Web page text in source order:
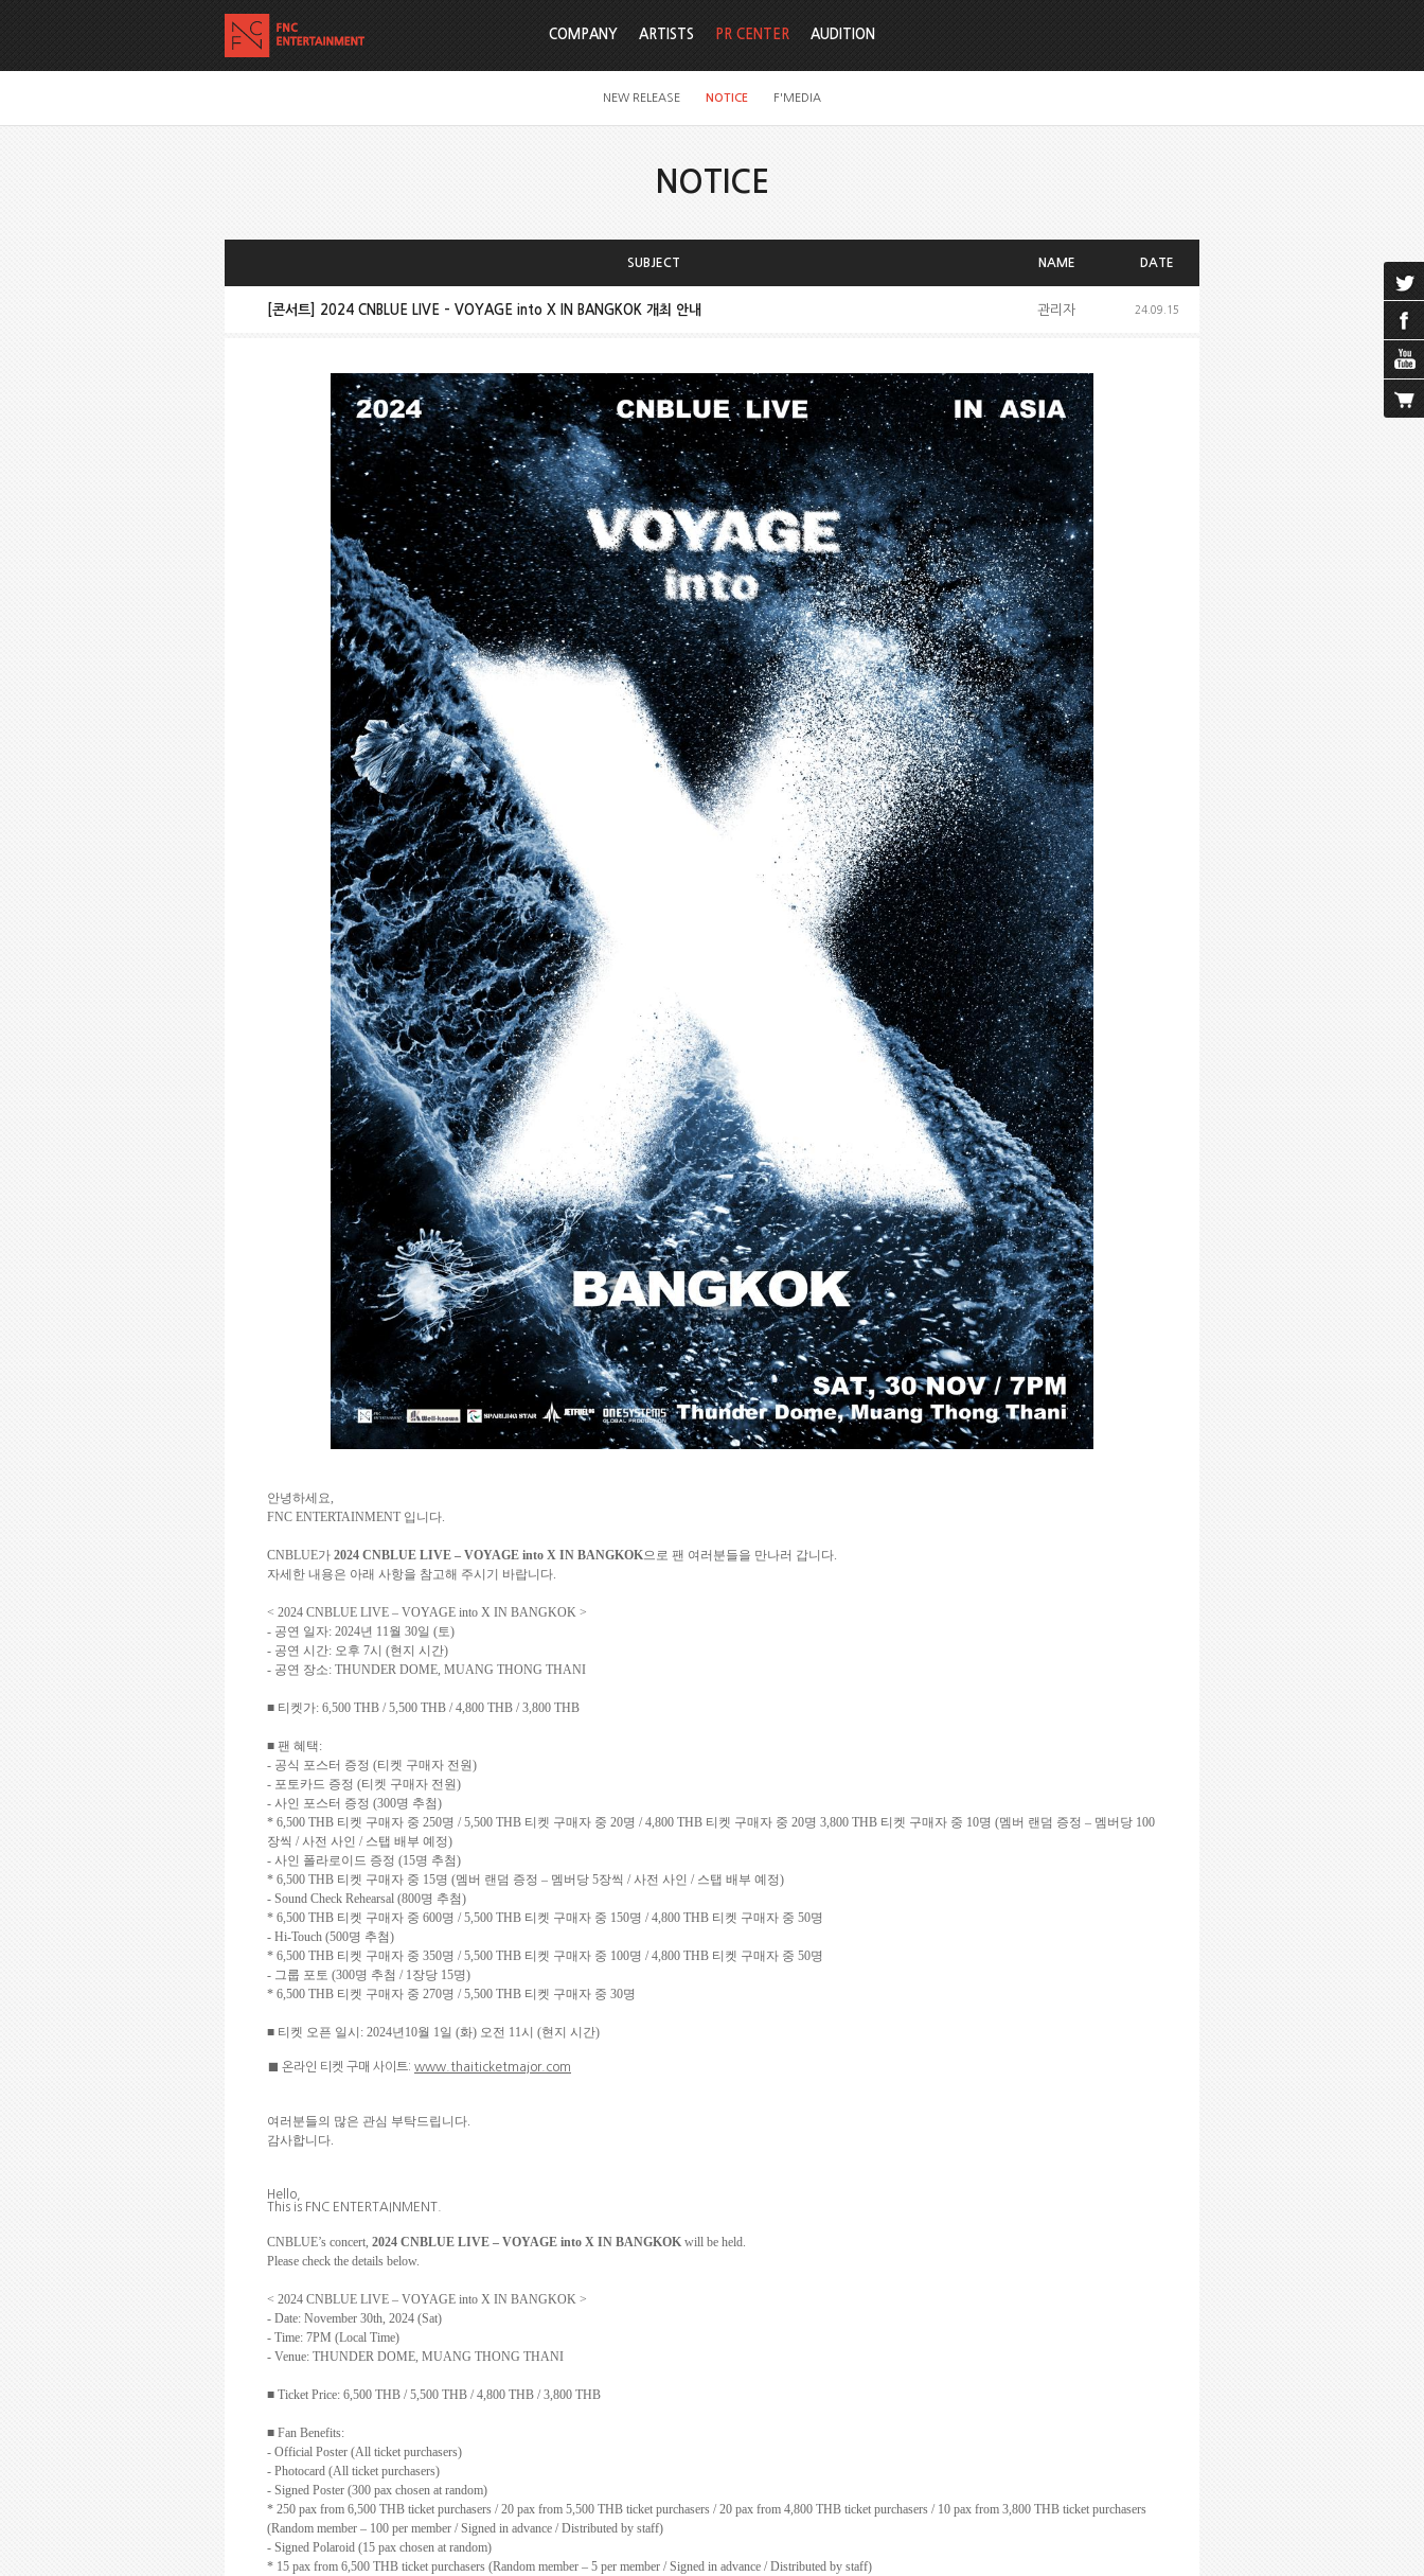
COMPANY ARTISTS PR CENTER
NEW RELEASE NOTICE F'MEDIA
AUDITION
NOTICE
SUBJECT NAME DATE
[콘서트] 2024 CNBLUE LIVE – VOYAGE into X IN BANGKOK 개최 안내 관리자 24.09.15
안녕하세요,
FNC ENTERTAINMENT 입니다.
CNBLUE가 2024 CNBLUE LIVE – VOYAGE into X IN BANGKOK으로 팬 여러분들을 만나러 갑니다.
자세한 내용은 아래 사항을 참고해 주시기 바랍니다.
< 2024 CNBLUE LIVE – VOYAGE into X IN BANGKOK >
- 공연 일자: 2024년 11월 30일 (토)
- 공연 시간: 오후 7시 (현지 시간)
- 공연 장소: THUNDER DOME, MUANG THONG THANI
■ 티켓가: 6,500 THB / 5,500 THB / 4,800 THB / 3,800 THB
■ 팬 혜택 :
- 공식 포스터 증정 (티켓 구매자 전원)
- 포토카드 증정 (티켓 구매자 전원)
- 사인 포스터 증정 (300명 추첨)
* 6,500 THB 티켓 구매자 중 250명 /5,500 THB 티켓 구매자 중 20명 /4,800 THB 티켓 구매자 중 20명 3,800 THB 티켓 구매자 중 10명 (멤버 랜덤 증정 – 멤버당 100
장씩 / 사전 사인 / 스탭 배부 예정)
- 사인 폴라로이드 증정 (15명 추첨)
* 6,500 THB 티켓 구매자 중 15명 (멤버 랜덤 증정 – 멤버당 5장씩 / 사전 사인 / 스탭 배부 예정)
- Sound Check Rehearsal (800명 추첨)
* 6,500 THB 티켓 구매자 중 600명 /5,500 THB 티켓 구매자 중 150명 /4,800 THB 티켓 구매자 중 50명
- Hi-Touch (500명 추첨)
* 6,500 THB 티켓 구매자 중 350명 /5,500 THB 티켓 구매자 중 100명 / 4,800 THB 티켓 구매자 중 50명
- 그룹 포토 (300명 추첨 / 1장당 15명)
* 6,500 THB 티켓 구매자 중 270명 /5,500 THB 티켓 구매자 중 30명
■ 티켓 오픈 일시 : 2024년 10월 1일 (화) 오전 11시 (현지 시간)
■ 온라인 티켓 구매 사이트: www.thaiticketmajor.com
여러분들의 많은 관심 부탁드립니다.
감사합니다.
Hello,
This is FNC ENTERTAINMENT.
CNBLUE’s concert, 2024 CNBLUE LIVE – VOYAGE into X IN BANGKOK will be held.
Please check the details below.
< 2024 CNBLUE LIVE – VOYAGE into X IN BANGKOK >
- Date: November 30th, 2024 (Sat)
- Time: 7PM (Local Time)
- Venue: THUNDER DOME, MUANG THONG THANI
■ Ticket Price: 6,500 THB / 5,500 THB / 4,800 THB / 3,800 THB
■ Fan Benefits:
- Official Poster (All ticket purchasers)
- Photocard (All ticket purchasers)
- Signed Poster (300 pax chosen at random)
* 250 pax from 6,500 THB ticket purchasers / 20 pax from 5,500 THB ticket purchasers / 20 pax from 4,800 THB ticket purchasers / 10 pax from 3,800 THB ticket purchasers
(Random member – 100 per member / Signed in advance / Distributed by staff)
- Signed Polaroid (15 pax chosen at random)
* 15 pax from 6,500 THB ticket purchasers (Random member – 5 per member / Signed in advance / Distributed by staff)